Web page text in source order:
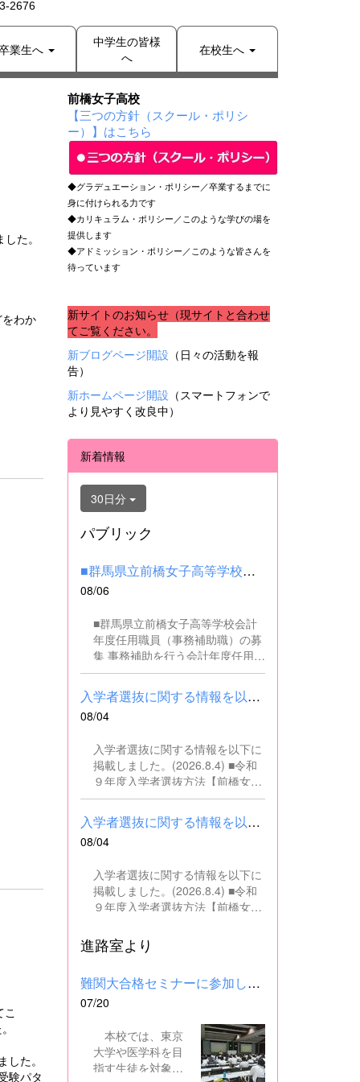
2676
業生へ
中学生の皆様
へ
在校生へ
た。
わか
た。
験パタ
前橋女子高校
【三つの方針（スクール・ポリシ
ー）】はこちら
◆グラデュエーション・ポリシー／卒業するまでに
身に付けられる力です
◆カリキュラム・ポリシー／このような学びの場を
提供します
◆アドミッション・ポリシー／このような皆さんを
待っています
新サイトのお知らせ（現サイトと合わせ
てご覧ください。
新ブログページ開設 （日々の活動を報
告）
新ホームページ開設 （スマートフォンで
より見やすく改良中）
新着情報
30日分
パブリック
■群馬県立前橋女子高等学校会計年度任用職員（事務補助職）の募集...
08/06
■群馬県立前橋女子高等学校会計
年度任用職員（事務補助職）の募
集 事務補助を行う会計年度任用職
員を募集します。 ■職務内容 事務
補助職に従事していただきます。
SSH（スーパーサイエンスハイス
クール）事業にかかるパソコンで
整理事務、電話対応、書類の整
理、その他事務補助業務全般 ■募
集人数 １名 ■募集対象 以下の条
件を満たしている方 基本的なパソ
コン操作（Word、Excelなど）が
できる方 なお、以下に該当する方
は、応募できませんので御了承く
条に該当する者（以下のいずれか
に該当する人） ・禁錮以上の刑に
処せられ、その執行を終わるまで
までの者 ・群馬県職員として懲戒
から2年を経過しない者 ・人事委
員会又は公平委員会の委員の職に
あって、地方公務員法第60条から
第63条までに規定する罪を犯し、
刑に処せられた者 ・日本国憲法又
はその下に成立した政府を暴力で
破壊することを主張する政党その
入学者選抜に関する情報を以下に掲載しました。(2026.8.4) ■令和...
08/04
入学者選抜に関する情報を以下に
掲載しました。(2026.8.4) ■令和
９年度入学者選抜方法【前橋女子
高校】pdf はこちら ■群馬県教育
委員会webサイト 高校入試に関
するページはこちら
入学者選抜に関する情報を以下に掲載しました。(2026.8.4) ■令和...
08/04
入学者選抜に関する情報を以下に
掲載しました。(2026.8.4) ■令和
９年度入学者選抜方法【前橋女子
委員会webサイト 高校入試に関
するページはこちら
進路室より
難関大合格セミナーに参加しました
07/20
本校では、東京
大学や医学科を目
指す生徒を対象